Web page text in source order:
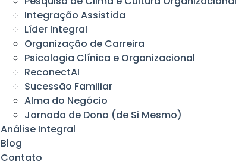
Integração Assistida
Líder Integral
Organização de Carreira
Psicologia Clínica e Organizacional
ReconectAI
Sucessão Familiar
Alma do Negócio
Jornada de Dono (de Si Mesmo)
Análise Integral
Blog
Contato